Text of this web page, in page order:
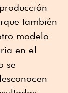
también
modelo
en el
se